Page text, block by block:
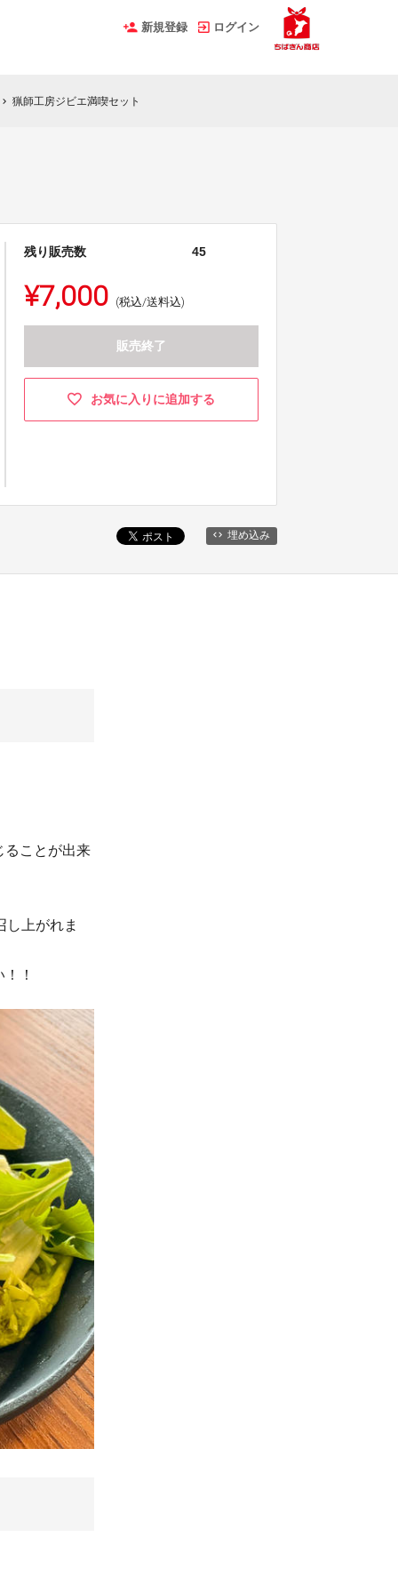
新規登録 ログイン
chevron_right 猟師工房ジビエ満喫セット
残り販売数 45
¥7,000 (税込/送料込)
販売終了
お気に入りに追加する
埋め込み
ることが出来
し上がれま
！